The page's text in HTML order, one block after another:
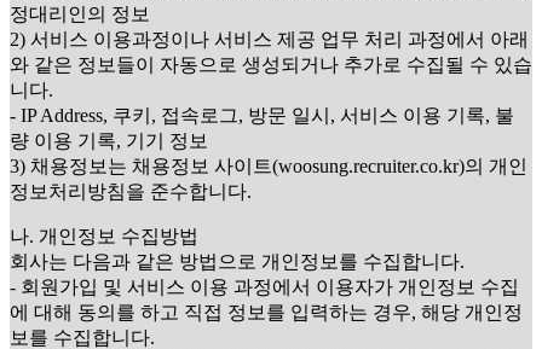
정대리인의 정보
2) 서비스 이용과정이나 서비스 제공 업무 처리 과정에서 아래
와 같은 정보들이 자동으로 생성되거나 추가로 수집될 수 있습
니다.
- IP Address, 쿠키, 접속로그, 방문 일시, 서비스 이용 기록, 불
량 이용 기록, 기기 정보
3) 채용정보는 채용정보 사이트(woosung.recruiter.co.kr)의 개인
정보처리방침을 준수합니다.
나. 개인정보 수집방법
회사는 다음과 같은 방법으로 개인정보를 수집합니다.
- 회원가입 및 서비스 이용 과정에서 이용자가 개인정보 수집
에 대해 동의를 하고 직접 정보를 입력하는 경우, 해당 개인정
보를 수집합니다.